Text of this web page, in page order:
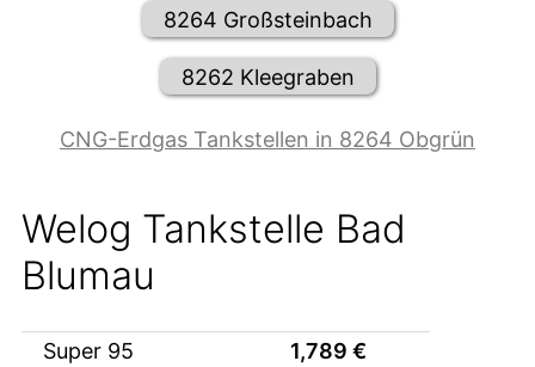
8264 Großsteinbach
8262 Kleegraben
CNG-Erdgas Tankstellen in 8264 Obgrün
Welog Tankstelle Bad
Blumau
Super 95 1,789 €